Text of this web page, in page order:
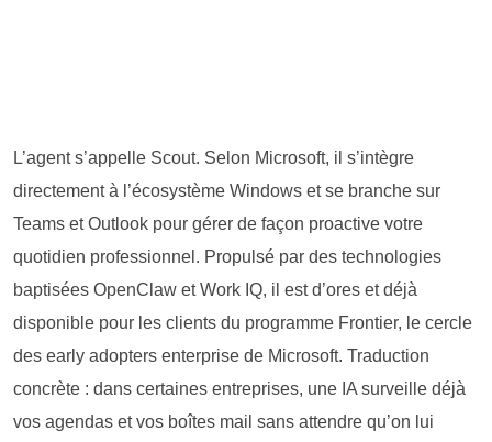
L’agent s’appelle Scout. Selon Microsoft, il s’intègre
directement à l’écosystème Windows et se branche sur
Teams et Outlook pour gérer de façon proactive votre
quotidien professionnel. Propulsé par des technologies
baptisées OpenClaw et Work IQ, il est d’ores et déjà
disponible pour les clients du programme Frontier, le cercle
des early adopters enterprise de Microsoft. Traduction
concrète : dans certaines entreprises, une IA surveille déjà
vos agendas et vos boîtes mail sans attendre qu’on lui